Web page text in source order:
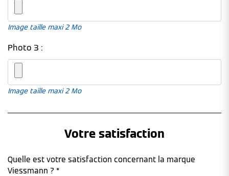
Image taille maxi 2 Mo
Photo 3 :
Image taille maxi 2 Mo
Votre satisfaction
Quelle est votre satisfaction concernant la marque
Viessmann ? *